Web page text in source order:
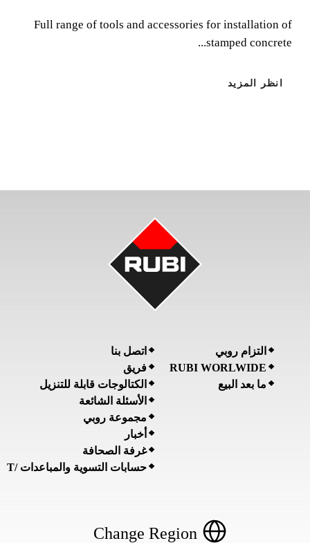
Full range of tools and accessories for installation of
stamped concrete floors.
Full range of tools and accessories for installation of
stamped concrete...
انظر المزيد
التزام روبي
RUBI WORLWIDE
ما بعد البيع
اتصل بنا
فريق
الكتالوجات قابلة للتنزيل
الأسئلة الشائعة
مجموعة روبي
أخبار
غرفة الصحافة
حسابات التسوية والمباعدات /T
Change Region